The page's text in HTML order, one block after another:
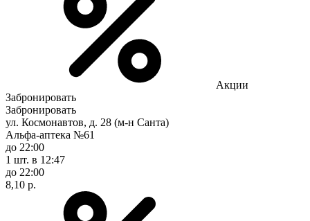
Акции
Забронировать
Забронировать
ул. Космонавтов, д. 28 (м-н Санта)
Альфа-аптека №61
до 22:00
1 шт. в 12:47
до 22:00
8,10 р.